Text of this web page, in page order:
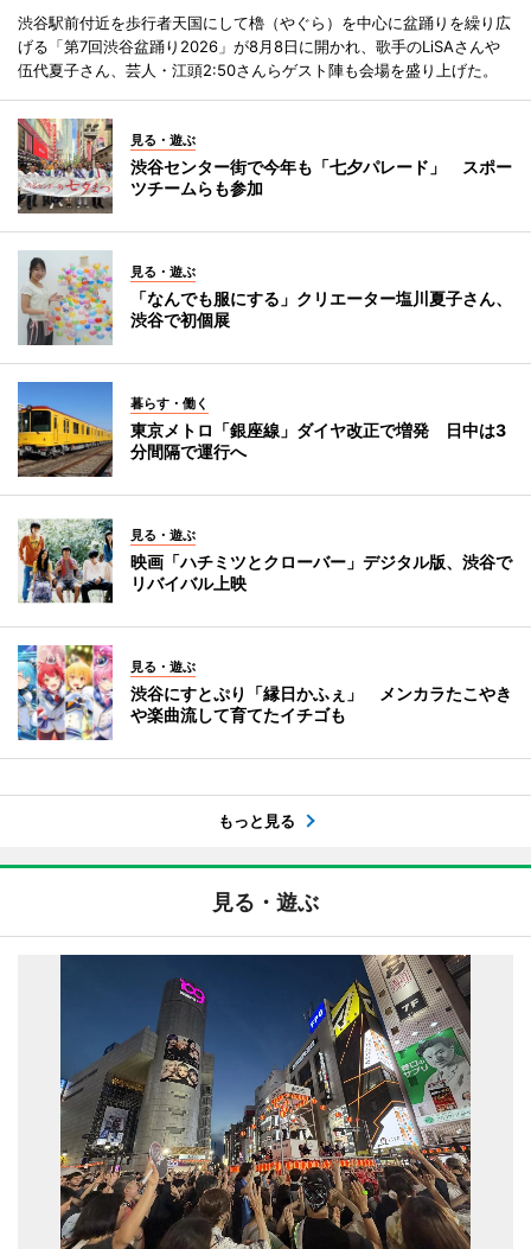
渋谷駅前付近を歩行者天国にして櫓（やぐら）を中心に盆踊りを繰り広
げる「第7回渋谷盆踊り2026」が8月8日に開かれ、歌手のLiSAさんや
伍代夏子さん、芸人・江頭2:50さんらゲスト陣も会場を盛り上げた。
見る・遊ぶ
渋谷センター街で今年も「七夕パレード」 スポー
ツチームらも参加
見る・遊ぶ
「なんでも服にする」クリエーター塩川夏子さん、
渋谷で初個展
暮らす・働く
東京メトロ「銀座線」ダイヤ改正で増発 日中は3
分間隔で運行へ
見る・遊ぶ
映画「ハチミツとクローバー」デジタル版、渋谷で
リバイバル上映
見る・遊ぶ
渋谷にすとぷり「縁日かふぇ」 メンカラたこやき
や楽曲流して育てたイチゴも
もっと見る
見る・遊ぶ